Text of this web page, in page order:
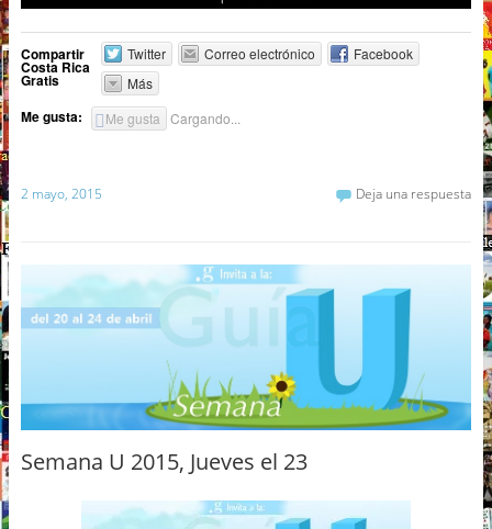
Compartir
Costa Rica
Gratis
Twitter Correo electrónico
Facebook
Más
Me gusta: Me gusta Cargando...
2 mayo, 2015 Deja una respuesta
Semana U 2015, Jueves el 23